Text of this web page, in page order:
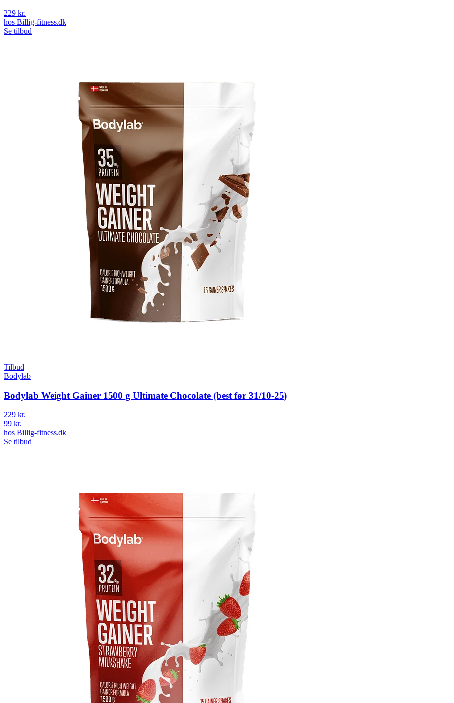
229 kr.
hos Billig-fitness.dk
Se tilbud
Tilbud
Bodylab
Bodylab Weight Gainer 1500 g Ultimate Chocolate (best før 31/10-25)
229 kr.
99 kr.
hos Billig-fitness.dk
Se tilbud